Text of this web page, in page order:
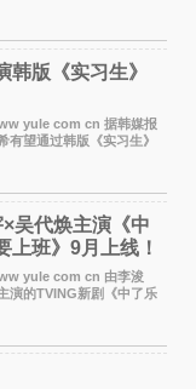
》首曝剧照。继阿贝尔·费
尔的1992年《坏中尉》和
韩版《实习生》
com cn 据韩媒报
有望通过韩版《实习生》
员崔岷植。 根据消息
已经结束了电视剧《Y计
吴代焕主演《中
上班》9月上线！
yule com cn 由李浚
演的TVING新剧《中了乐
9月10日播出，随后于9月
，实现先网后台双平台播出